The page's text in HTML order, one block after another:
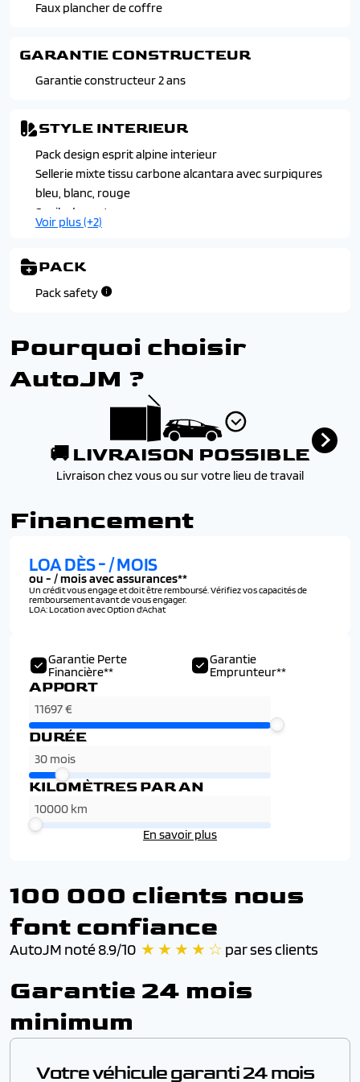
Feux led adaptative vision (avec fonction antibrouillard
Pack design esprit alpine exterieur
Passages de roues et bas de caisse noir brillant
Faux plancher de coffre
GARANTIE CONSTRUCTEUR
Garantie constructeur 2 ans
STYLE INTERIEUR
Pack design esprit alpine interieur
Sellerie mixte tissu carbone alcantara avec surpiqures
bleu, blanc, rouge
Seuils de porte
Tableau de bord avec ecran numerique couleur 12.3"
Voir plus (+2)
PACK
Pack safety
Pourquoi choisir
AutoJM ?
🚚 LIVRAISON POSSIBLE
Livraison chez vous ou sur votre lieu de travail
Financement
Garantie Perte
Financière**
Garantie
Emprunteur**
APPORT
DURÉE
KILOMÈTRES PAR AN
En savoir plus
LOA DÈS-/ MOIS
ou - / mois avec assurances**
Un crédit vous engage et doit être remboursé. Vérifiez vos capacités de
remboursement avant de vous engager.
LOA: Location avec Option d'Achat
100 000 clients nous
font confiance
AutoJM noté 8.9/10 ★ ★ ★ ★ ☆ par ses clients
Garantie 24 mois
minimum
Votre véhicule garanti 24 mois